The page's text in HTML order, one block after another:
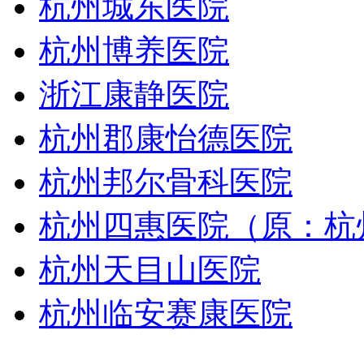
杭州博养医院
浙江康静医院
杭州郡康怡德医院
杭州邦尔骨科医院
杭州四惠医院（原：
杭州天目山医院
杭州临安赛康医院